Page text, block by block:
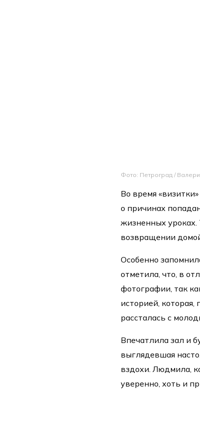
Фото: Петроград /
Во время
о причинах
жизненных уроках.
возвращении
Особенно
отметила, что, в
фотографии, так
историей,
рассталась с
Впечатлила зал и
выглядевшая
вздохи. Людмила,
уверенно, хоть и